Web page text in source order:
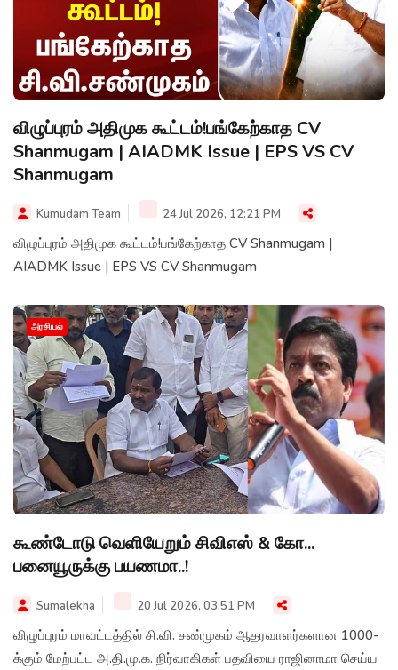
விழுப்புரம் அதிமுக கூட்டம்!பங்கேற்காத CV
Shanmugam | AIADMK Issue | EPS VS CV
Shanmugam
Kumudam Team 24 Jul 2026, 12:21 PM
விழுப்புரம் அதிமுக கூட்டம்!பங்கேற்காத CV Shanmugam |
AIADMK Issue | EPS VS CV Shanmugam
அரசியல்
கூண்டோடு வெளியேறும் சிவிஎஸ் & கோ...
பனையூருக்கு பயணமா..!
Sumalekha 20 Jul 2026, 03:51 PM
விழுப்புரம் மாவட்டத்தில் சி.வி. சண்முகம் ஆதரவாளர்களான 1000-
க்கும் மேற்பட்ட அ.தி.மு.க. நிர்வாகிகள் பதவியை ராஜினாமா செய்ய